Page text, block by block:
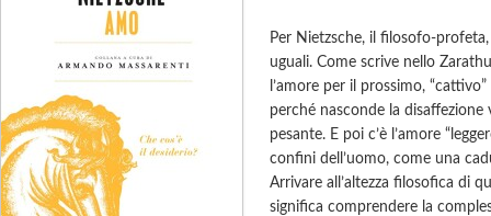
Per Nietzsche, il filosofo-
uguali. Come scrive nello
l’amore per il prossimo,
perché nasconde la disaffezione
pesante. E poi c’è l’amore
confini dell’uomo, come una
Arrivare all’altezza filosofica di
significa comprendere la